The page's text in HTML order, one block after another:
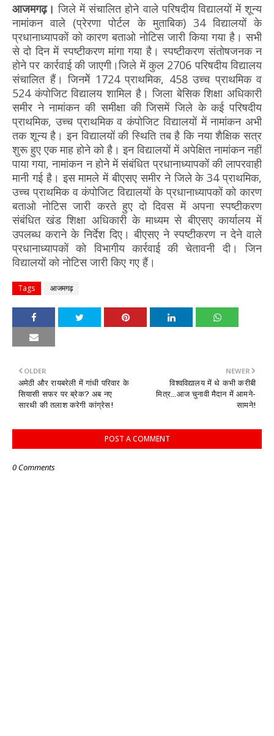
आजमगढ़। जिले में संचालित होने वाले परिषदीय विद्यालयों में शून्य
नामांकन वाले (प्रेरणा पोर्टल के मुताबिक) 34 विद्यालयों के
प्रधानाध्यापकों को कारण बताओ नोटिस जारी किया गया है। सभी
से दो दिन में स्पष्टीकरण मांगा गया है। स्पष्टीकरण संतोषजनक न
होने पर कार्रवाई की जाएगी।जिले में कुल 2706 परिषदीय विद्यालय
संचालित हैं। जिनमेें 1724 प्राथमिक, 458 उच्च प्राथमिक व
524 कंपोजिट विद्यालय शामिल है। जिला बेसिक शिक्षा अधिकारी
समीर ने नामांकन की समीक्षा की जिसमें जिले के कई परिषदीय
प्राथमिक, उच्च प्राथमिक व कंपोजिट विद्यालयों में नामांकन अभी
तक शून्य है। इन विद्यालयों की स्थिति तब है कि नया शैक्षिक सत्र
शुरू हुए एक माह होने को है। इन विद्यालयों में अपेक्षित नामांकन नहीं
पाया गया, नामांकन न होने में संबंधित प्रधानाध्यापकों की लापरवाही
मानी गई है। इस मामले में बीएसए समीर ने जिले के 34 प्राथमिक,
उच्च प्राथमिक व कंपोजिट विद्यालयों के प्रधानाध्यापकों को कारण
बताओ नोटिस जारी करते हुए दो दिवस में अपना स्पष्टीकरण
संबंधित खंड शिक्षा अधिकारी के माध्यम से बीएसए कार्यालय में
उपलब्ध कराने के निर्देश दिए। बीएसए ने स्पष्टीकरण न देने वाले
प्रधानाध्यापकों को विभागीय कार्रवाई की चेतावनी दी। जिन
विद्यालयों को नोटिस जारी किए गए हैं।
Tags आजमगढ़
NEWER
विश्वविद्यालय में थे कभी करीबी
मित्र...आज चुनावी मैदान में आमने-
सामने!
OLDER
अमेठी और रायबरेली में गांधी परिवार के
सियासी सफर पर ब्रेक? अब नए
सारथी की तलाश करेगी कांग्रेस!
POST A COMMENT
0 Comments